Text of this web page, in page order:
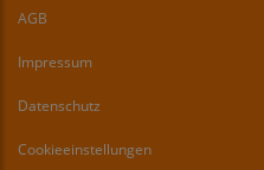
AGB
Impressum
Datenschutz
Cookieeinstellungen